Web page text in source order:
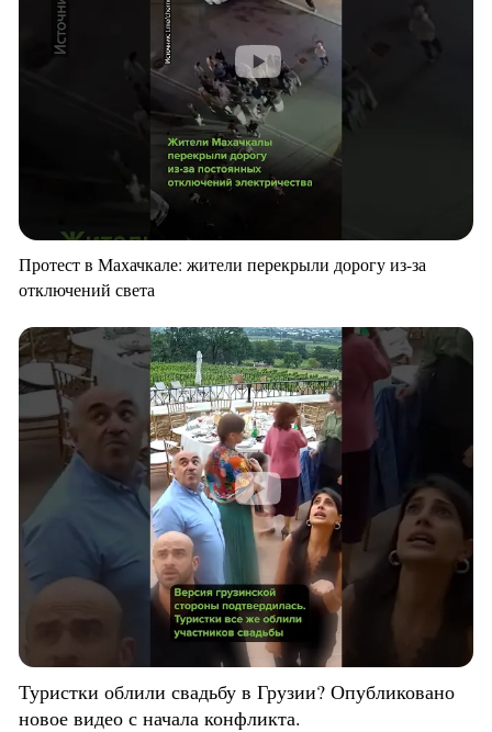
Протест в Махачкале: жители перекрыли дорогу из-за
отключений света
Туристки облили свадьбу в Грузии? Опубликовано
новое видео с начала конфликта.